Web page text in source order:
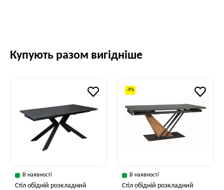
Купують разом вигідніше
В наявності
Стіл обідній розкладний
-9%
В наявності
Стіл обідній розкладний